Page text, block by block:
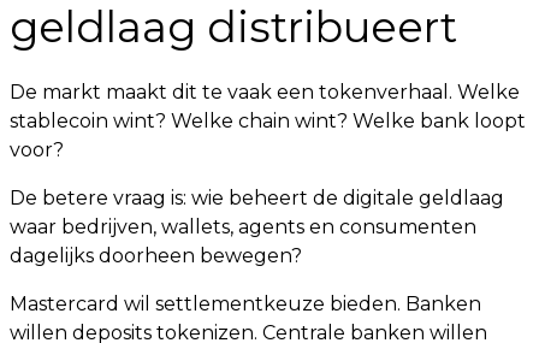
geldlaag distribueert
De markt maakt dit te vaak een tokenverhaal. Welke
stablecoin wint? Welke chain wint? Welke bank loopt
voor?
De betere vraag is: wie beheert de digitale geldlaag
waar bedrijven, wallets, agents en consumenten
dagelijks doorheen bewegen?
Mastercard wil settlementkeuze bieden. Banken
willen deposits tokenizen. Centrale banken willen